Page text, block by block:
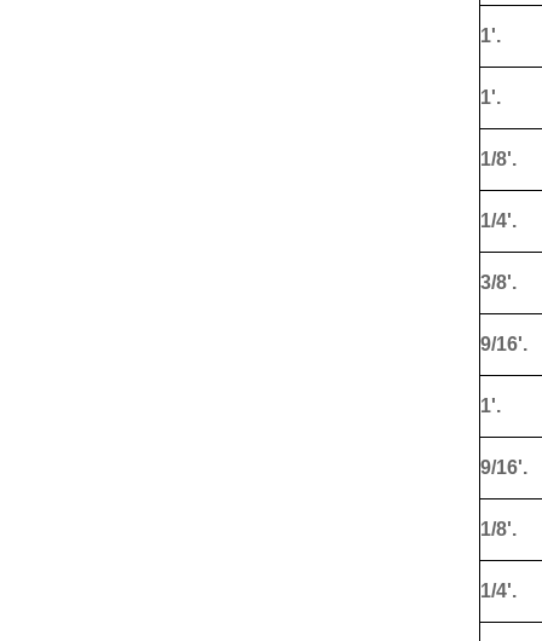
1'.
1'.
1/8'.
1/4'.
3/8'.
9/16'.
1'.
9/16'.
1/8'.
1/4'.